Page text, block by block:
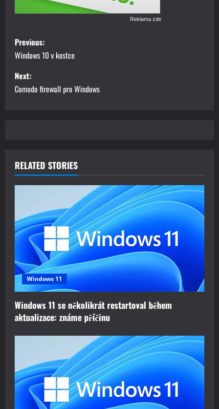
Reklama zde
P
o
s
t
v
i
a
t
i
n
Previous:
Windows 10 v kostce
Next:
Comodo firewall pro Windows
RELATED STORIES
Windows 11
Windows 11 se několikrát restartoval během
aktualizace: známe příčinu